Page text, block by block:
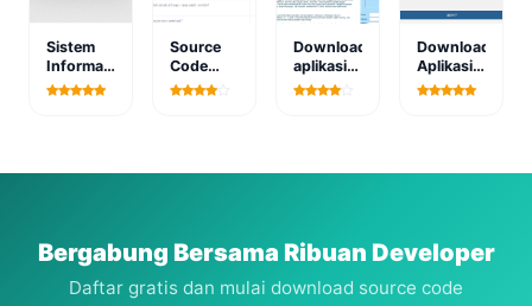
Sistem
Informasi
Nilai
Source
Code
sistem
Download
aplikasi
sistem
berbasis
Download
Aplikasi
Sarana
Bergabung Bersama Ribuan Developer
Daftar gratis dan mulai download source code